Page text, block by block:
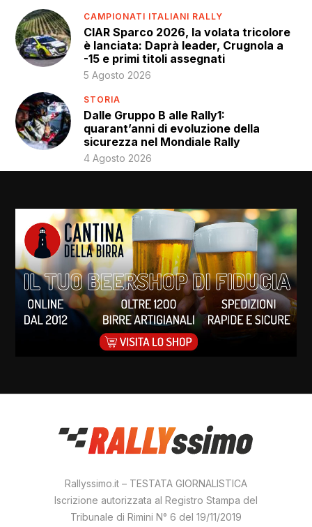
CAMPIONATI ITALIANI RALLY
CIAR Sparco 2026, la volata tricolore
è lanciata: Daprà leader, Crugnola a
-15 e primi titoli assegnati
5 Agosto 2026
STORIA
Dalle Gruppo B alle Rally1:
quarant’anni di evoluzione della
sicurezza nel Mondiale Rally
4 Agosto 2026
Rallyssimo.it – TESTATA GIORNALISTICA
Iscrizione autorizzata al Registro Stampa del
Tribunale di Rimini N° 6 del 19/11/2019